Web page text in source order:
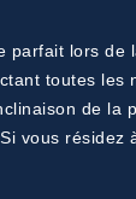
parfait lors
toutes
de
vous résidez